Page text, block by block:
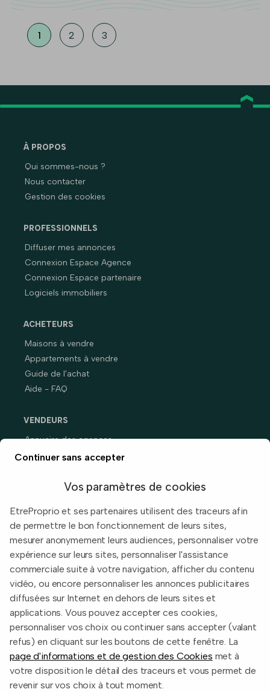
1 2 3
À PROPOS
Qui sommes-nous ?
Nous contacter
Gestion des cookies
PROFESSIONNELS
Diffuser mes annonces
Connexion Espace Agence
Connexion Espace partenaire
Logiciels immobiliers
ACHETEURS
Maisons à vendre
Appartements à vendre
Guide de l'achat
Aide - FAQ
VENDEURS
Annuaire des agences
Prix immobiliers en France
Informations légales
Conditions d'utilisation
Politique de confidentialité
2026 EtreProprio.com
Continuer sans accepter
Vos paramètres de cookies
EtreProprio et ses partenaires utilisent des traceurs afin
de permettre le bon fonctionnement de leurs sites,
mesurer anonymement leurs audiences, personnaliser votre
expérience sur leurs sites, personnaliser l'assistance
commerciale suite à votre navigation, afficher du contenu
vidéo, ou encore personnaliser les annonces publicitaires
diffusées sur Internet en dehors de leurs sites et
applications. Vous pouvez accepter ces cookies,
personnaliser vos choix ou continuer sans accepter (valant
refus) en cliquant sur les boutons de cette fenêtre. La
page d'informations et de gestion des Cookies met à
votre disposition le détail des traceurs et vous permet de
revenir sur vos choix à tout moment.